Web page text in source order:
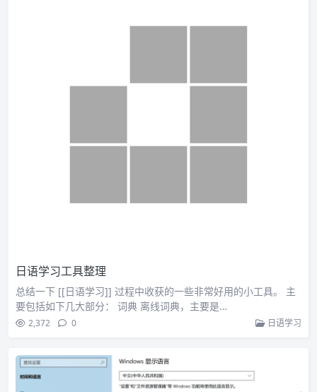
日语学习工具整理
总结一下 [[日语学习]] 过程中收获的一些非常好用的小工具。 主
要包括如下几大部分： 词典 离线词典，主要是…
2,372 0 日语学习